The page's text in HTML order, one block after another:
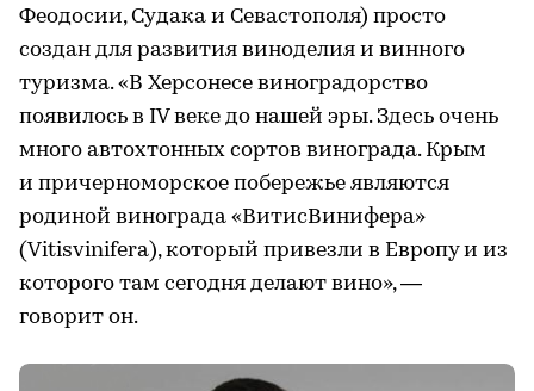
Феодосии, Судака и Севастополя) просто
создан для развития виноделия и винного
туризма. «В Херсонесе виноградорство
появилось в IV веке до нашей эры. Здесь очень
много автохтонных сортов винограда. Крым
и причерноморское побережье являются
родиной винограда «ВитисВинифера»
(Vitisvinifera), который привезли в Европу и из
которого там сегодня делают вино», —
говорит он.